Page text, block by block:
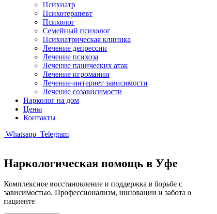
Психиатр
Психотерапевт
Психолог
Семейный психолог
Психиатрическая клиника
Лечение депрессии
Лечение психоза
Лечение панических атак
Лечение игромании
Лечение-интернет зависимости
Лечение созависимости
Нарколог на дом
Цены
Контакты
Whatsapp Telegram
Наркологическая помощь в Уфе
Комплексное восстановление и поддержка в борьбе с
зависимостью. Профессионализм, инновации и забота о
пациенте